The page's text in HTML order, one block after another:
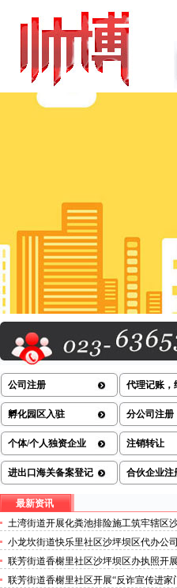
公司注册 代理记账，
孵化园区入驻 分公司注册
个体/个人独资企业 注销转让
进出口海关备案登记 合伙企业注
最新资讯
土湾街道开展化粪池排险施工筑牢辖区
执照安全防线
小龙坎街道快乐里社区沙坪坝区代办公
人做生成认证
联芳街道香榭里社区沙坪坝区办执照开
普讲座活动
联芳街道香榭里社区开展“反诈宣传进家